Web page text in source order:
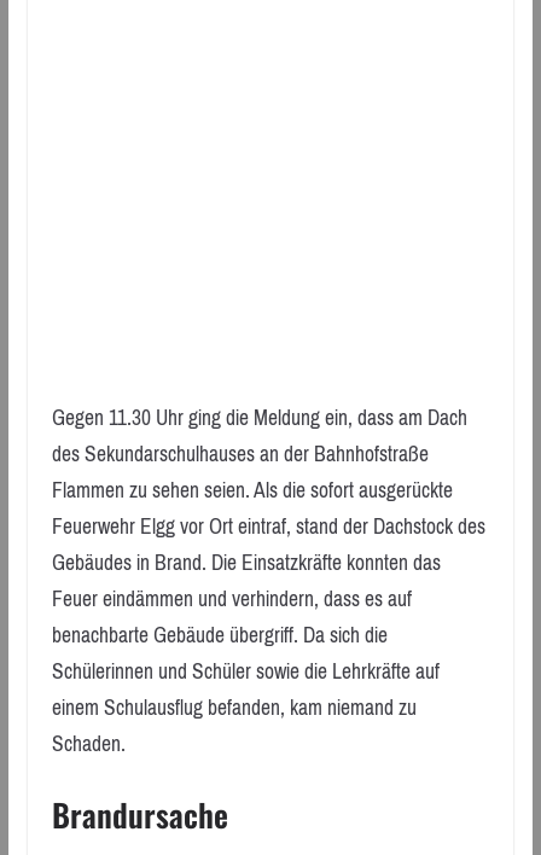
Gegen 11.30 Uhr ging die Meldung ein, dass am Dach
des Sekundarschulhauses an der Bahnhofstraße
Flammen zu sehen seien. Als die sofort ausgerückte
Feuerwehr Elgg vor Ort eintraf, stand der Dachstock des
Gebäudes in Brand. Die Einsatzkräfte konnten das
Feuer eindämmen und verhindern, dass es auf
benachbarte Gebäude übergriff. Da sich die
Schülerinnen und Schüler sowie die Lehrkräfte auf
einem Schulausflug befanden, kam niemand zu
Schaden.
Brandursache